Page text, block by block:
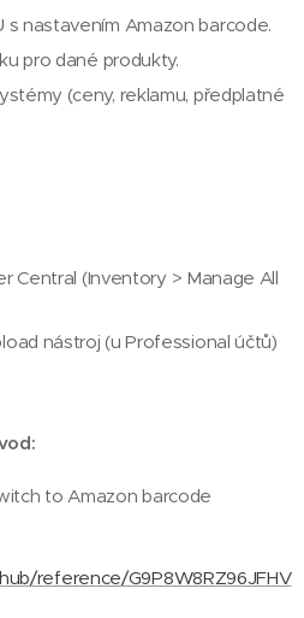
s nastavením Amazon barcode.
pro dané produkty.
(ceny, reklamu, předplatné
Central (Inventory > Manage All
nástroj (u Professional účtů)
to Amazon barcode
reference/G9P8W8RZ96JFHV